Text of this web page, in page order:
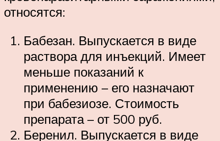
относятся:
Бабезан. Выпускается в виде
раствора для инъекций. Имеет
меньше показаний к
применению – его назначают
при бабезиозе. Стоимость
препарата – от 500 руб.
Беренил. Выпускается в виде